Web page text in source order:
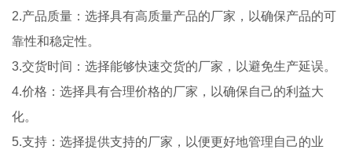
2.产品质量：选择具有高质量产品的厂家，以确保产品的可
靠性和稳定性。
3.交货时间：选择能够快速交货的厂家，以避免生产延误。
4.价格：选择具有合理价格的厂家，以确保自己的利益大
化。
5.支持：选择提供支持的厂家，以便更好地管理自己的业